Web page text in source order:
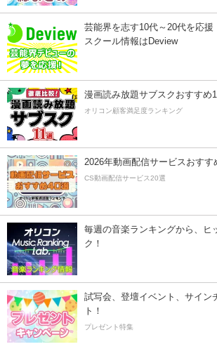
芸能界を志す10代～20代を応援
スクール情報はDeview
漫画読み放題サブスクおすすめ
オリコン顧客満足度ランキング
2026年動画配信サービスおすす
CS動画配信サービス20選
毎週の音楽ランキングから、ヒ
ク！
試写会、登壇イベント、サイン
ト！
プレゼント特集